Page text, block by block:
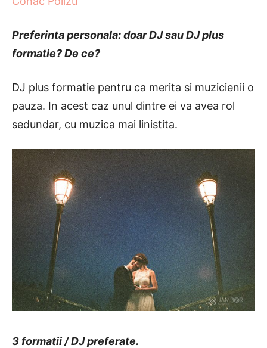
Preferinta personala: doar DJ sau DJ plus
formatie? De ce?
DJ plus formatie pentru ca merita si muzicienii o
pauza. In acest caz unul dintre ei va avea rol
sedundar, cu muzica mai linistita.
3 formatii / DJ preferate.